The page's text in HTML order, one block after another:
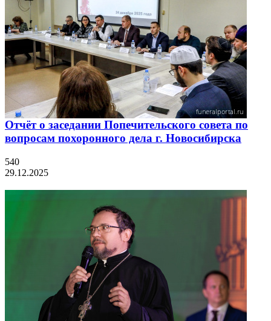
Отчёт о заседании Попечительского совета по
вопросам похоронного дела г. Новосибирска
540
29.12.2025